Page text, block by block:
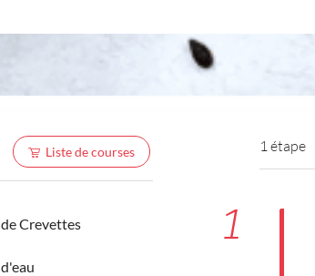
Liste de courses
de Crevettes
d'eau
1 étape
1